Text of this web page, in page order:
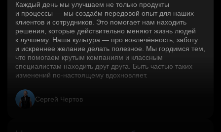
Каждый день мы улучшаем не только продукты
и процессы — мы создаём передовой опыт для наших
клиентов и сотрудников. Это помогает нам находить
решения, которые действительно меняют жизнь людей
к лучшему. Наша культура — про вовлечённость, заботу
и искреннее желание делать полезное. Мы гордимся тем,
что помогаем крутым компаниям и классным
специалистам находить друг друга. Быть частью таких
изменений по‑настоящему вдохновляет.
Сергей Чертов